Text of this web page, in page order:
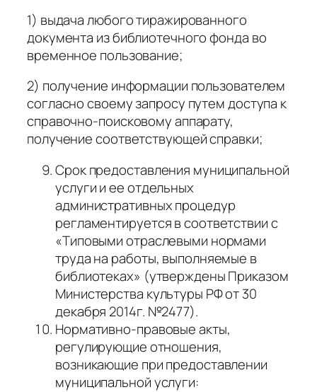
1) выдача любого тиражированного
документа из библиотечного фонда во
временное пользование;
2) получение информации пользователем
согласно своему запросу путем доступа к
справочно-поисковому аппарату,
получение соответствующей справки;
Срок предоставления муниципальной
услуги и ее отдельных
административных процедур
регламентируется в соответствии с
«Типовыми отраслевыми нормами
труда на работы, выполняемые в
библиотеках» (утверждены Приказом
Министерства культуры РФ от 30
декабря 2014г. №2477).
Нормативно-правовые акты,
регулирующие отношения,
возникающие при предоставлении
муниципальной услуги: